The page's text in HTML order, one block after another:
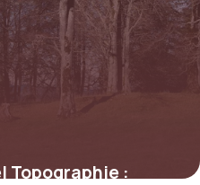
Topographie :